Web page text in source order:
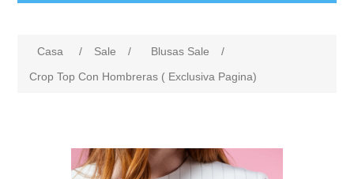
Casa / Sale / Blusas Sale
/
Crop Top Con Hombreras ( Exclusiva Pagina)